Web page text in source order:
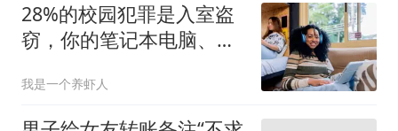
28%的校园犯罪是入室盗
窃，你的笔记本电脑、手
我是一个养虾人